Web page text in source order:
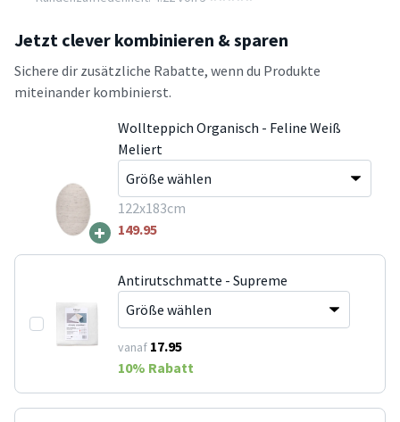
Jetzt clever kombinieren & sparen
Sichere dir zusätzliche Rabatte, wenn du Produkte
miteinander kombinierst.
+
Wollteppich Organisch - Feline Weiß
Meliert
122x183cm
149.95
Antirutschmatte - Supreme
vanaf 17.95
10% Rabatt